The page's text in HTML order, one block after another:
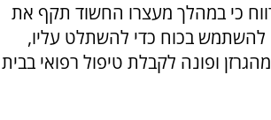
כי במהלך מעצרו החשוד תקף את
להשתמש בכוח כדי להשתלט עליו,
ופונה לקבלת טיפול רפואי בבית